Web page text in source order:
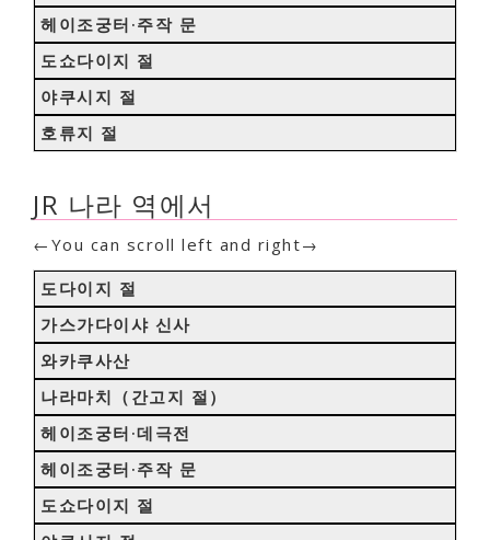
헤이조궁터·주작 문
도쇼다이지 절
야쿠시지 절
호류지 절
JR 나라 역에서
←You can scroll left and right→
도다이지 절
가스가다이샤 신사
와카쿠사산
나라마치（간고지 절）
헤이조궁터·데극전
헤이조궁터·주작 문
도쇼다이지 절